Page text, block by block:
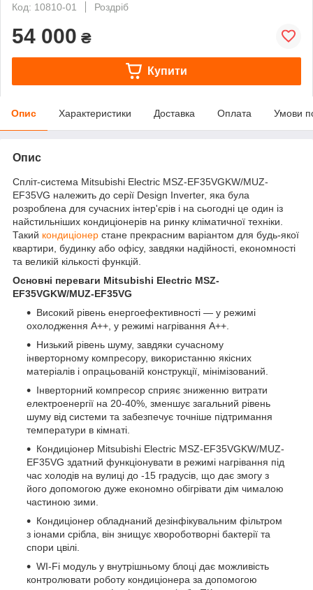
Код: 10810-01
Роздріб
54 000 ₴
Купити
Опис Характеристики Доставка Оплата Умови
Опис
Спліт-система Mitsubishi Electric MSZ-EF35VGKW/MUZ-
EF35VG належить до серії Design Inverter, яка була
розроблена для сучасних інтер'єрів і на сьогодні це один із
найстильніших кондиціонерів на ринку кліматичної техніки.
Такий кондиціонер стане прекрасним варіантом для будь-якої
квартири, будинку або офісу, завдяки надійності, економності
та великій кількості функцій.
Основні переваги Mitsubishi Electric MSZ-
EF35VGKW/MUZ-EF35VG
Високий рівень енергоефективності — у режимі
охолодження А++, у режимі нагрівання А++.
Низький рівень шуму, завдяки сучасному
інверторному компресору, використанню якісних
матеріалів і опрацьованій конструкції, мінімізований.
Інверторний компресор сприяє зниженню витрати
електроенергії на 20-40%, зменшує загальний рівень
шуму від системи та забезпечує точніше підтримання
температури в кімнаті.
Кондиціонер Mitsubishi Electric MSZ-EF35VGKW/MUZ-
EF35VG здатний функціонувати в режимі нагрівання під
час холодів на вулиці до -15 градусів, що дає змогу з
його допомогою дуже економно обігрівати дім чималою
частиною зими.
Кондиціонер обладнаний дезінфікувальним фільтром
з іонами срібла, він знищує хвороботворні бактерії та
спори цвілі.
WI-Fi модуль у внутрішньому блоці дає можливість
контролювати роботу кондиціонера за допомогою